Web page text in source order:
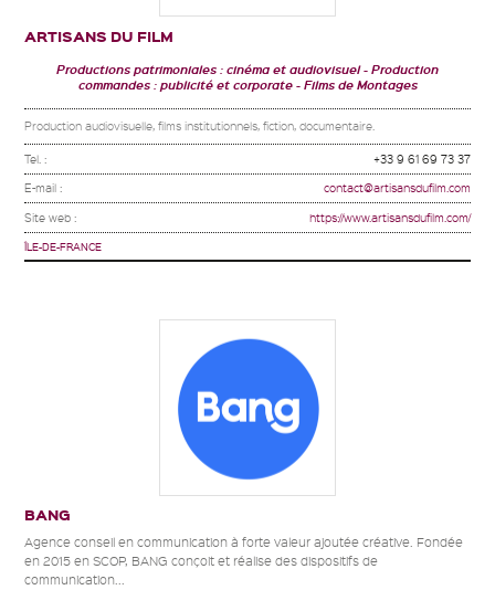
ARTISANS DU FILM
Productions patrimoniales : cinéma et audiovisuel
Production
commandes : publicité et corporate
Films de Montages
Production audiovisuelle, films institutionnels, fiction, documentaire.
Tel. : +33 9 61 69 73 37
E-mail : contact@artisansdufilm.com
Site web : https://www.artisansdufilm.com/
ÎLE-DE-FRANCE
BANG
Agence conseil en communication à forte valeur ajoutée créative. Fondée
en 2015 en SCOP, BANG conçoit et réalise des dispositifs de
communication...